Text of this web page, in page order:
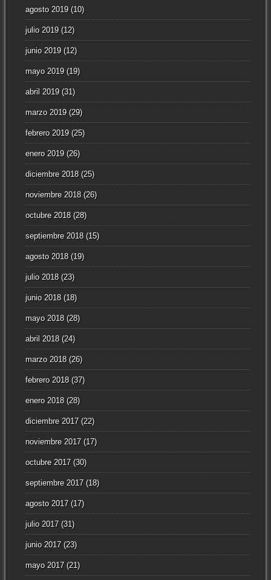
agosto 2019(10)
julio 2019(12)
junio 2019(12)
mayo 2019(19)
abril 2019(31)
marzo 2019(29)
febrero 2019(25)
enero 2019(26)
diciembre 2018(25)
noviembre 2018(26)
octubre 2018(28)
septiembre 2018(15)
agosto 2018(19)
julio 2018(23)
junio 2018(18)
mayo 2018(28)
abril 2018(24)
marzo 2018(26)
febrero 2018(37)
enero 2018(28)
diciembre 2017(22)
noviembre 2017(17)
octubre 2017(30)
septiembre 2017(18)
agosto 2017(17)
julio 2017(31)
junio 2017(23)
mayo 2017(21)